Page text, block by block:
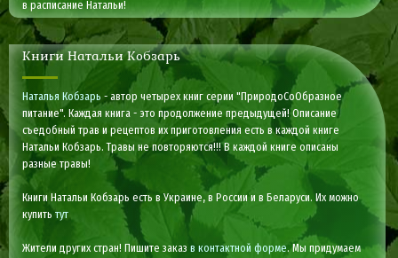
в расписание Натальи!
Книги Натальи Кобзарь
Наталья Кобзарь - автор четырех книг серии "ПриродоСоОбразное
питание". Каждая книга - это продолжение предыдущей! Описание
съедобный трав и рецептов их приготовления есть в каждой книге
Натальи Кобзарь. Травы не повторяются!!! В каждой книге описаны
разные травы!
Книги Натальи Кобзарь есть в Украине, в России и в Беларуси. Их можно
купитьтут
Жители других стран! Пишите заказв контактной форме. Мы придумаем